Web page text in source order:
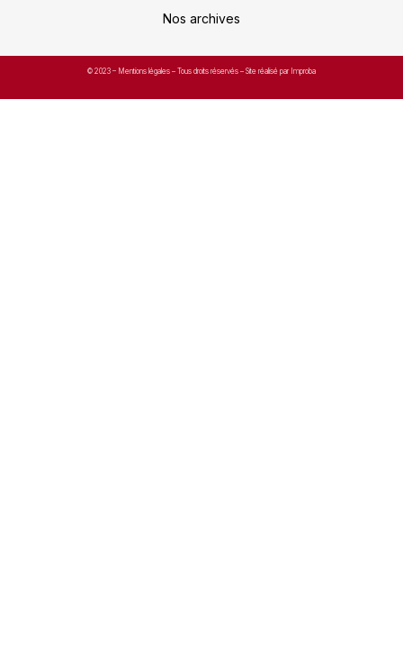
Nos archives
© 2023 – Mentions légales – Tous droits réservés – Site réalisé par Improba